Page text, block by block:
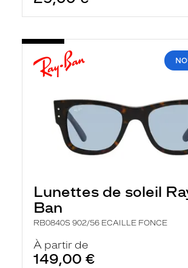
Lunettes de soleil
Ban
RB0840S 902/56 ECAILLE FONCE
À partir de
149,00 €